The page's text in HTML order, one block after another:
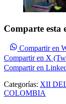
Comparte esta
Compartir en
Compartir en X
Compartir en
Categorías: XII
COLOMBIA